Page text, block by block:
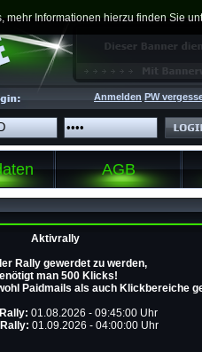
mehr Informationen hierzu finden Sie
Anmelden PW
AGB
Aktivrally
Rally gewerdet zu werden,
man 500 Klicks!
Paidmails als auch Klickbereiche
01.08.2026 - 09:45:00 Uhr
01.09.2026 - 04:00:00 Uhr